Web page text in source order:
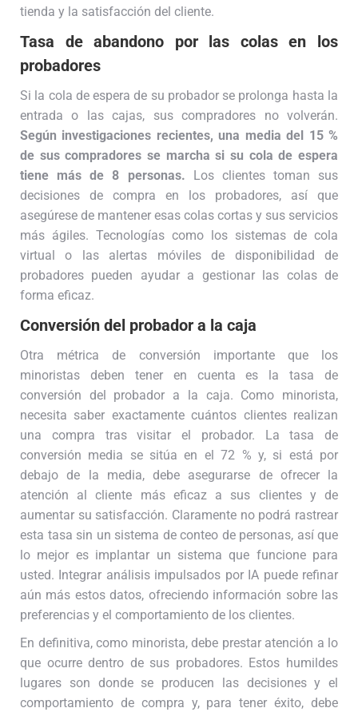
tienda y la satisfacción del cliente.
Tasa de abandono por las colas en los
probadores
Si la cola de espera de su probador se prolonga hasta la
entrada o las cajas, sus compradores no volverán.
Según investigaciones recientes, una media del 15 %
de sus compradores se marcha si su cola de espera
tiene más de 8 personas. Los clientes toman sus
decisiones de compra en los probadores, así que
asegúrese de mantener esas colas cortas y sus servicios
más ágiles. Tecnologías como los sistemas de cola
virtual o las alertas móviles de disponibilidad de
probadores pueden ayudar a gestionar las colas de
forma eficaz.
Conversión del probador a la caja
Otra métrica de conversión importante que los
minoristas deben tener en cuenta es la tasa de
conversión del probador a la caja. Como minorista,
necesita saber exactamente cuántos clientes realizan
una compra tras visitar el probador. La tasa de
conversión media se sitúa en el 72 % y, si está por
debajo de la media, debe asegurarse de ofrecer la
atención al cliente más eficaz a sus clientes y de
aumentar su satisfacción. Claramente no podrá rastrear
esta tasa sin un sistema de conteo de personas, así que
lo mejor es implantar un sistema que funcione para
usted. Integrar análisis impulsados por IA puede refinar
aún más estos datos, ofreciendo información sobre las
preferencias y el comportamiento de los clientes.
En definitiva, como minorista, debe prestar atención a lo
que ocurre dentro de sus probadores. Estos humildes
lugares son donde se producen las decisiones y el
comportamiento de compra y, para tener éxito, debe